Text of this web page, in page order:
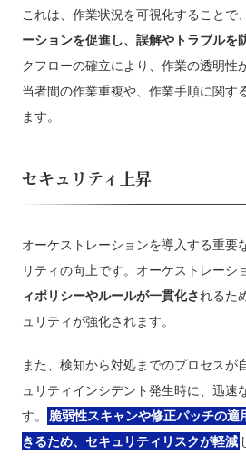
これは、作業状況を可視化することで、
ーションを促進し、誤解やトラブルを
クフローの確立により、作業の透明性
当者間の作業重複や、作業手順に関す
ます。
セキュリティ上昇
オーケストレーションを導入する重要
リティの向上です。オーケストレーシ
ィポリシーやルールが一貫化されるた
ュリティが強化されます。
また、検知から対処までのプロセスが
ュリティインシデント発生時に、迅速
す。
脆弱性スキャンや修正パッチの適
きるため、セキュリティリスクが軽減